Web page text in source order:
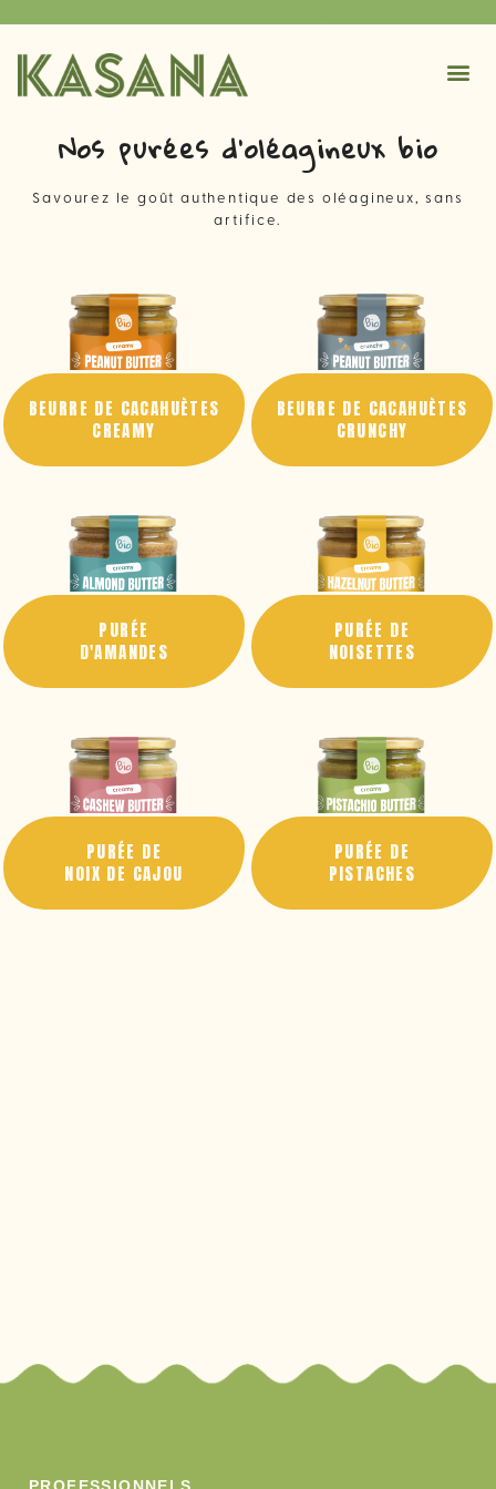
Nos purées d'oléagineux bio
Savourez le goût authentique des oléagineux, sans
artifice.
BEURRE DE CACAHUÈTES
CREAMY
BEURRE DE CACAHUÈTES
CRUNCHY
PURÉE
D'AMANDES
PURÉE DE
NOISETTES
PURÉE DE
NOIX DE CAJOU
PURÉE DE
PISTACHES